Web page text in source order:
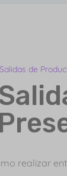
de
realizar